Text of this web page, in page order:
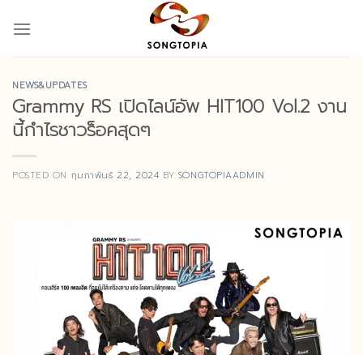
NEWS&UPDATES
Grammy RS เปิดไลน์อัพ HIT100 Vol.2 งาน
นี้กำไรชาวร็อคสุดๆ
POSTED ON กุมภาพันธ์ 22, 2024 BY SONGTOPIAADMIN